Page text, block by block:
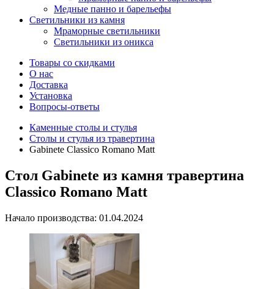
Медные панно и барельефы
Светильники из камня
Мраморные светильники
Светильники из оникса
Товары со скидками
О нас
Доставка
Установка
Вопросы-ответы
Каменные столы и стулья
Столы и стулья из травертина
Gabinete Classico Romano Matt
Стол Gabinete из камня травертина
Classico Romano Matt
Начало производства: 01.04.2024